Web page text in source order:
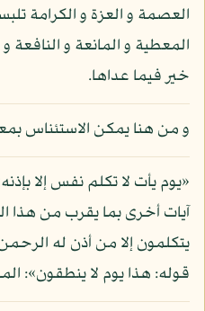
العصمة و العزة و الكرامة
المعطية و المانعة و النافعة
خير فيما عداها.
و من هنا يمكن الاستئناس
«يوم يأت لا تكلم نفس إلا
آيات أخرى بما يقرب من هذا
قوله: هذا يوم لا ينطقون»: